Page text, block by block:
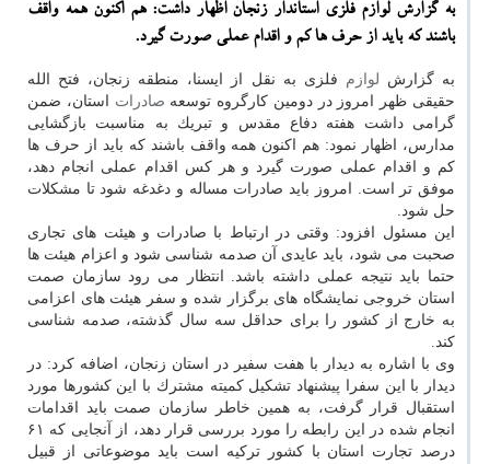
به گزارش لوازم فلزی استاندار زنجان اظهار داشت: هم اكنون همه واقف
باشند كه باید از حرف ها كم و اقدام عملی صورت گیرد.
به گزارش لوازم فلزی به نقل از ایسنا، منطقه زنجان، فتح الله
حقیقی ظهر امروز در دومین كارگروه توسعه صادرات استان، ضمن
گرامی داشت هفته دفاع مقدس و تبریك به مناسبت بازگشایی
مدارس، اظهار نمود: هم اكنون همه واقف باشند كه باید از حرف ها
كم و اقدام عملی صورت گیرد و هر كس اقدام عملی انجام دهد،
موفق تر است. امروز باید صادرات مساله و دغدغه شود تا مشكلات
حل شود.
این مسئول افزود: وقتی در ارتباط با صادرات و هیئت های تجاری
صحبت می شود، باید عایدی آن صدمه شناسی شود و اعزام هیئت ها
حتما باید نتیجه عملی داشته باشد. انتظار می رود سازمان صمت
استان خروجی نمایشگاه های برگزار شده و سفر هیئت های اعزامی
به خارج از كشور را برای حداقل سه سال گذشته، صدمه شناسی
كند.
وی با اشاره به دیدار با هفت سفیر در استان زنجان، اضافه كرد: در
دیدار با این سفرا پیشنهاد تشكیل كمیته مشترك با این كشورها مورد
استقبال قرار گرفت، به همین خاطر سازمان صمت باید اقدامات
انجام شده در این رابطه را مورد بررسی قرار دهد، از آنجایی كه ۶۱
درصد تجارت استان با كشور تركیه است باید موضوعاتی از قبیل